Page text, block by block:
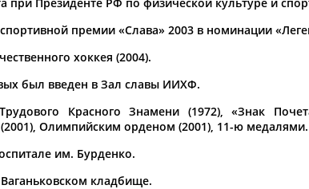
Александров, братья Майоровы,
чемпионы по главе с
по воротам, которые защищает...
президент ОКРАлександрЖуков. - РСС
Виноградов, Марк Ракита,
Казанкина, Владислав...
в 2000-м
...Состав
стартует
премии «Слава» 2003 в номинации
хоккея (2004).
был введен в Зал славы ИИХФ.
Красного Знамени (1972), «Знак
Олимпийским орденом (2001), 11-ю медалями.
им. Бурденко.
кладбище.